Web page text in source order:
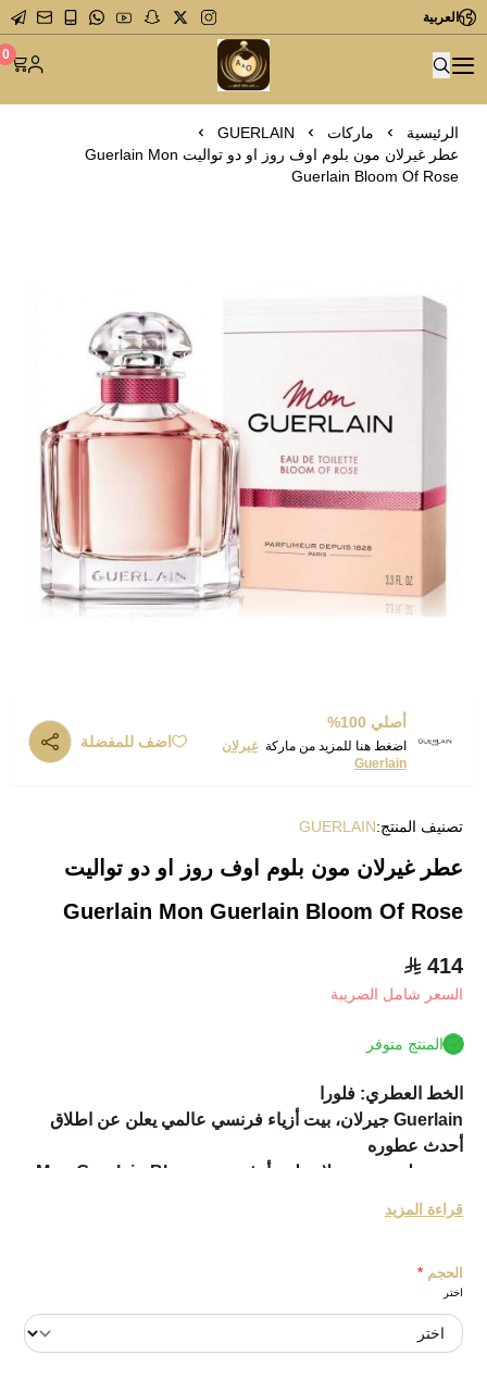
العربية
متجر عاشق العطور 0
الرئيسية ماركات
GUERLAIN
عطر غيرلان مون بلوم اوف روز او دو تواليت Guerlain Mon
Guerlain Bloom Of Rose
أصلي 100%
اضغط هنا للمزيد من ماركة غيرلان
Guerlain
اضف للمفضلة
تصنيف المنتج:GUERLAIN
عطر غيرلان مون بلوم اوف روز او دو تواليت
Guerlain Mon Guerlain Bloom Of Rose
414
السعر شامل الضريبة
المنتج متوفر
الخط العطري: فلورا
Guerlain جيرلان، بيت أزياء فرنسي عالمي يعلن عن اطلاق
أحدث عطوره
وهو عطر مون جيرلان بلوم أوف روز Mon Guerlain Bloom
of Rose fragrance.
وهو عطر أنثوي بعبير زهري حساس.
يشذو العطر مع باقة مميزة ومغرية تبدأ بقمة حسية برفقة
الخزامى والحمضيات،
ويتبعها قلب التكوين مع باقة زهرية جذابة بأريج النيرولي
الممزوج مع الورود بلغارية والفل.
قراءة المزيد
الحجم *
اختر